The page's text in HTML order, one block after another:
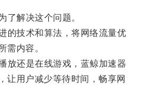
解决这个问题。
技术和算法，将网络流量优
需内容。
还是在线游戏，蓝鲸加速器
让用户减少等待时间，畅享网